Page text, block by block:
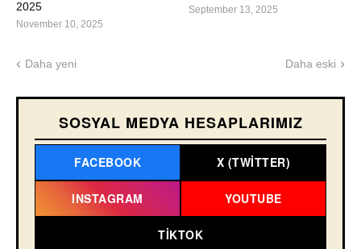
2025
November 10, 2025
September 13, 2025
Daha yeni Daha eski
SOSYAL MEDYA HESAPLARIMIZ
FACEBOOK X (TWITTER)
INSTAGRAM YOUTUBE
TIKTOK